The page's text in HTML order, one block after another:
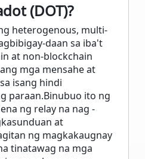
(DOT)?
heterogenous, multi-
daan sa iba't
at non-blockchain
mga mensahe at
isang hindi
paraan.Binubuo ito ng
ng relay na nag -
at
ng magkakaugnay
tinatawag na mga